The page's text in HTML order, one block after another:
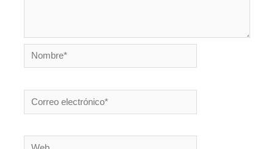
Nombre*
Correo
electrónico*
Web